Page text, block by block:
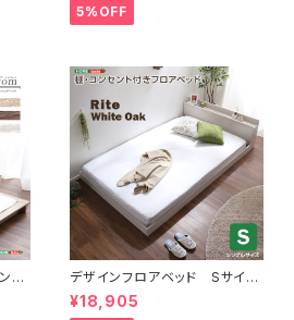
5%OFF
グ
デザインフロアベッド Sサイ
ズ 【Rite-リテ-】
¥18,905